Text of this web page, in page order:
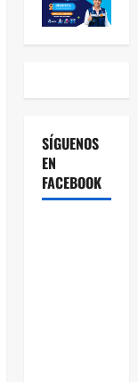
SÍGUENOS
EN
FACEBOOK